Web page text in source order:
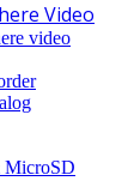
Video
video
MicroSD